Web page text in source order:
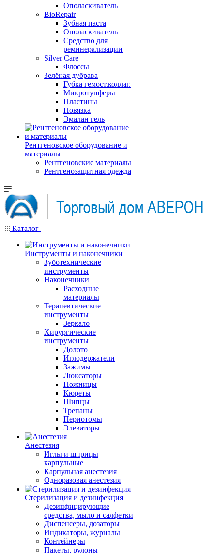
Ополаскиватель
BioRepair
Зубная паста
Ополаскиватель
Средство для
реминерализации
Silver Care
Флоссы
Зелёная дубрава
Губка гемост.коллаг.
Микротупферы
Пластины
Повязка
Эмалан гель
Рентгеновское оборудование и
материалы
Рентгеновские материалы
Рентгенозащитная одежда
Каталог
Инструменты и наконечники
Зуботехнические
инструменты
Наконечники
Расходные
материалы
Терапевтические
инструменты
Зеркало
Хирургические
инструменты
Долото
Иглодержатели
Зажимы
Люксаторы
Ножницы
Кюреты
Шипцы
Трепаны
Периотомы
Элеваторы
Анестезия
Иглы и шприцы
карпульные
Карпульная анестезия
Одноразовая анестезия
Стерилизация и дезинфекция
Дезинфицирующие
средства, мыло и салфетки
Диспенсеры, дозаторы
Индикаторы, журналы
Контейнеры
Пакеты, рулоны